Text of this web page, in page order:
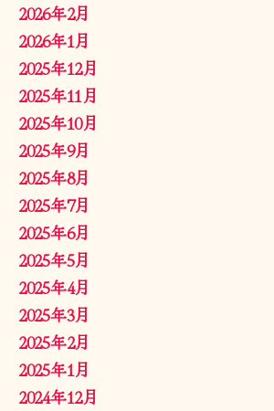
2026年2月
2026年1月
2025年12月
2025年11月
2025年10月
2025年9月
2025年8月
2025年7月
2025年6月
2025年5月
2025年4月
2025年3月
2025年2月
2025年1月
2024年12月